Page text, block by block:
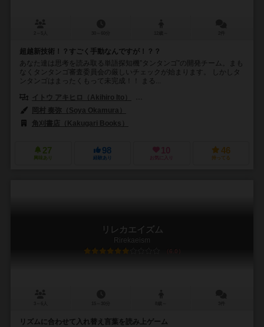
超越新技術！？すごく手動なんですが！？？
あなた達は思考を読み取る単語探知機”タンタンゴ”の開発チーム。まも
なくタンタンゴ審査委員会の厳しいチェックが始まります。 しかしタ
ンタンゴはまったくもって未完成！！ まる...
イトウ アキヒロ（Akihiro Ito）
岡村 奏弥（Soya Okamura）
角刈書店（Kakugari Books）
27
興味あり
98
経験あり
10
お気に入り
46
持ってる
リレカエイズム
Rirekaeism
6.0
リズムに合わせて入れ替え言葉を読み上ゲーム